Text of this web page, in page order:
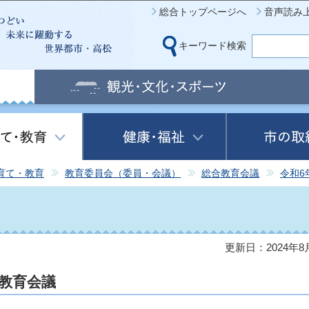
このページの本文へ移動
総合トップページへ 音声読み
キーワード検索
て・教育 教育委員会（委員・会議） 総合教育会議 令和6
更新日：2024年8
育会議